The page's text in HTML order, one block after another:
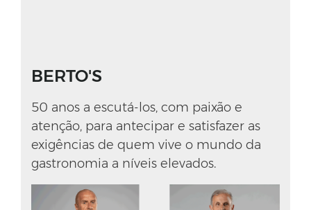
BERTO'S
50 anos a escutá-los, com paixão e
atenção, para antecipar e satisfazer as
exigências de quem vive o mundo da
gastronomia a níveis elevados.